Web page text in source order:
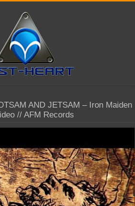
AND JETSAM – Iron Maiden
// AFM Records